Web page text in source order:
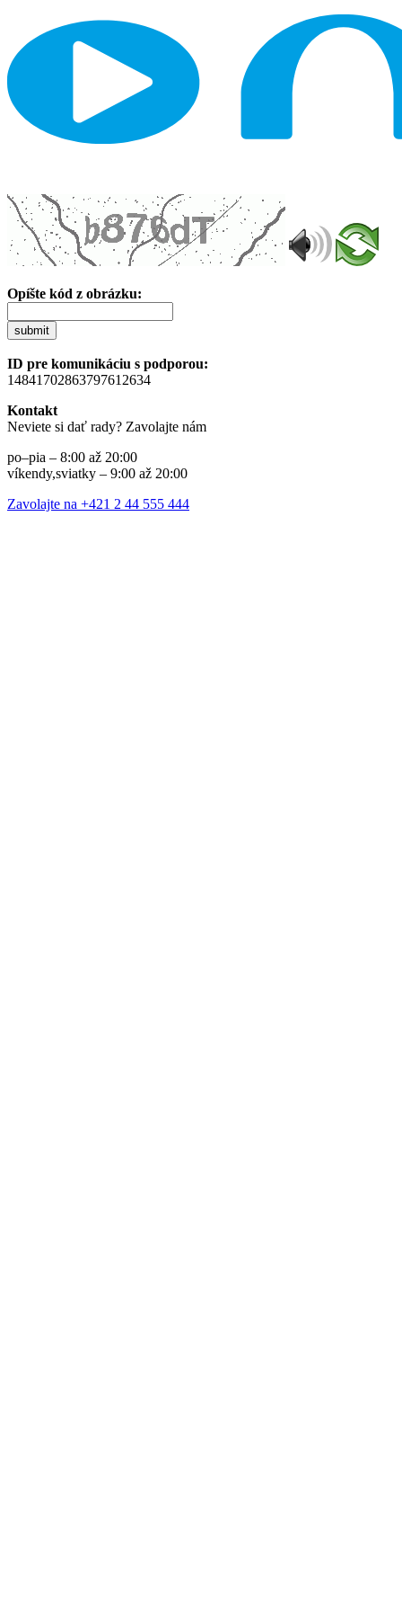
Opíšte kód z obrázku:
submit
ID pre komunikáciu s podporou:
14841702863797612634
Kontakt
Neviete si dať rady? Zavolajte nám
po–pia – 8:00 až 20:00
víkendy,sviatky – 9:00 až 20:00
Zavolajte na +421 2 44 555 444